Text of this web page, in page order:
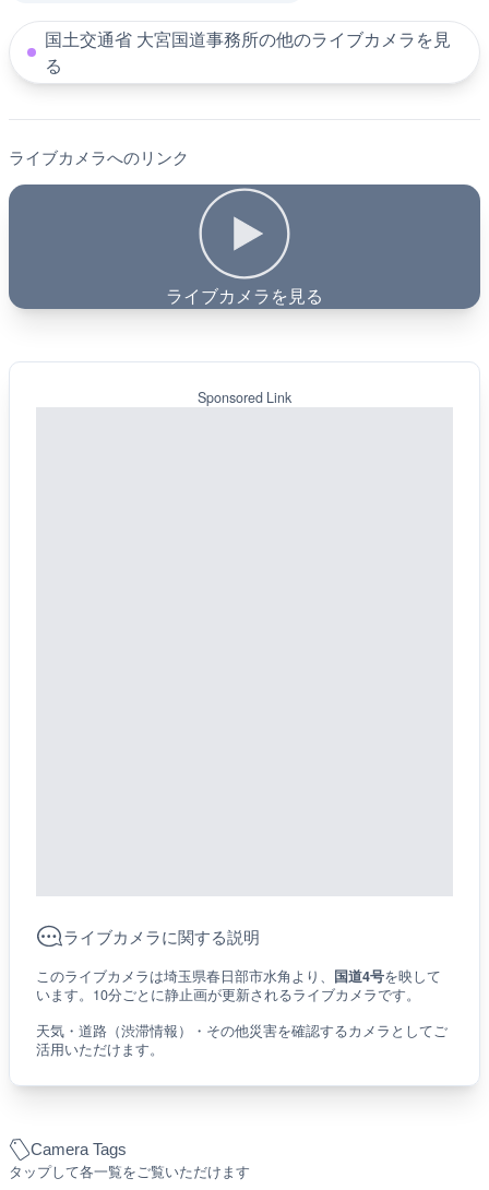
国土交通省 大宮国道事務所の他のライブカメラを見
る
ライブカメラへのリンク
ライブカメラを見る
Camera Tags
タップして各一覧をご覧いただけます
Sponsored Link
ライブカメラに関する説明
このライブカメラは埼玉県春日部市水角より、 国道4号を映して
います。10分ごとに静止画が更新されるライブカメラです。
天気・道路（渋滞情報）・その他災害を確認するカメラとしてご
活用いただけます。